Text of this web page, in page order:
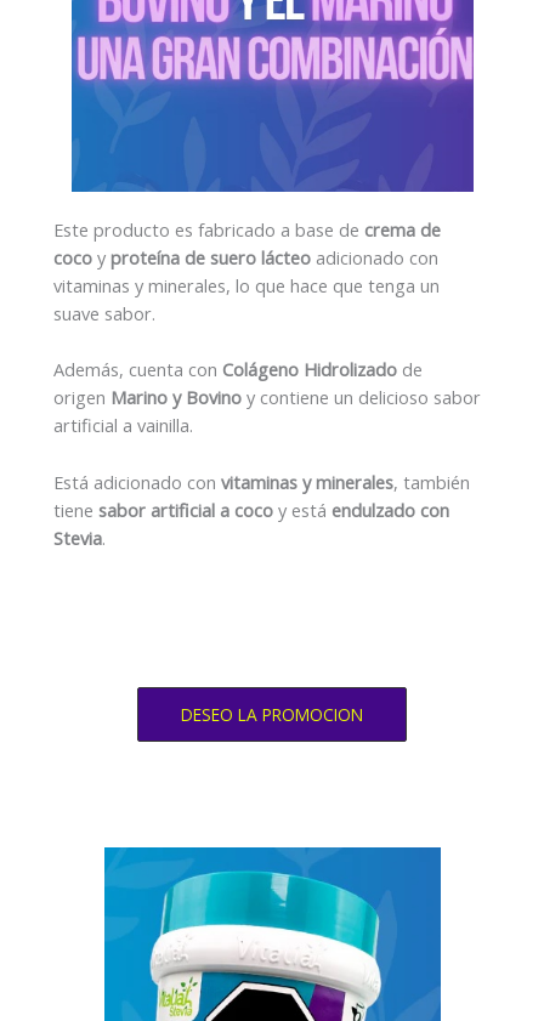
Este producto es fabricado a base de crema de
coco yproteína de suero lácteo adicionado con
vitaminas y minerales, lo que hace que tenga un
suave sabor.
Además, cuenta con Colágeno Hidrolizado de
origen Marino y Bovino y contiene un delicioso sabor
artificial a vainilla.
Está adicionado convitaminas y minerales, también
tienesabor artificial a coco y está endulzado con
Stevia.
DESEO LA PROMOCION